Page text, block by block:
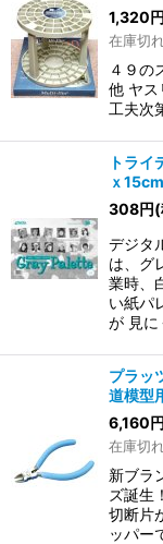
1,320円
在庫切
４９の
他 ヤス
工夫次
トラ
ｘ15cm
308円
デジタ
は、グ
業時、
い紙パ
が 見
プラッ
道模型
6,160円
在庫切
新ブラ
ズ誕生
切断片
ッパー